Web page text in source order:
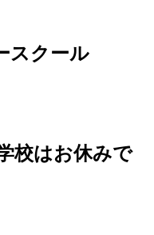
スクール
校はお休みで